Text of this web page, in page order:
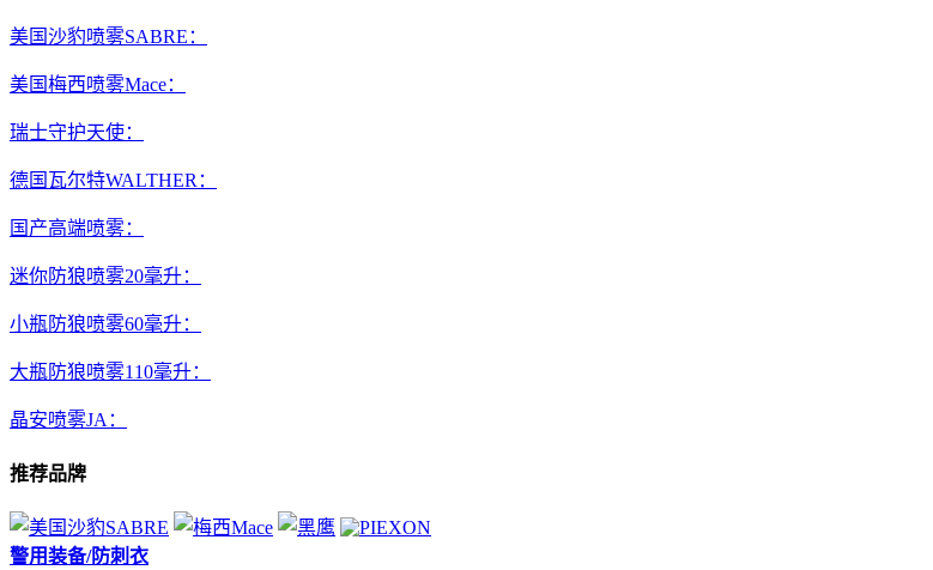
美国沙豹喷雾SABRE：
美国梅西喷雾Mace：
瑞士守护天使：
德国瓦尔特WALTHER：
国产高端喷雾：
迷你防狼喷雾20毫升：
小瓶防狼喷雾60毫升：
大瓶防狼喷雾110毫升：
晶安喷雾JA：
推荐品牌
警用装备/防刺衣